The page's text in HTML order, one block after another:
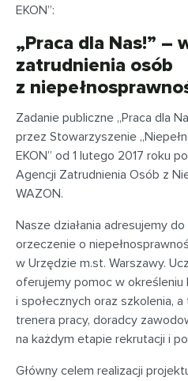
„Praca dla Nas!” –
zatrudnienia osób
z
Zadanie publiczne „Praca dla
przez Stowarzyszenie
EKON” od 1 lutego 2017 roku
Agencji Zatrudnienia Osób z
WAZON.
Nasze działania adresujemy
orzeczenie o
w Urzędzie m.st. Warszawy.
oferujemy pomoc w
i społecznych oraz szkolenia,
trenera pracy, doradcy
na każdym etapie rekrutacji i
Główny celem realizacji